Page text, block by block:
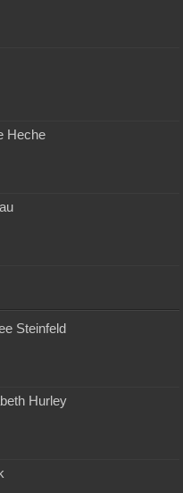
Heche
Steinfeld
Hurley